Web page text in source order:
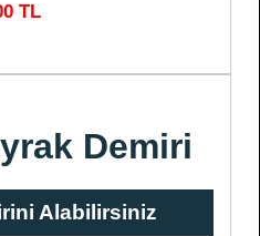
TL
Demiri
Alabilirsiniz